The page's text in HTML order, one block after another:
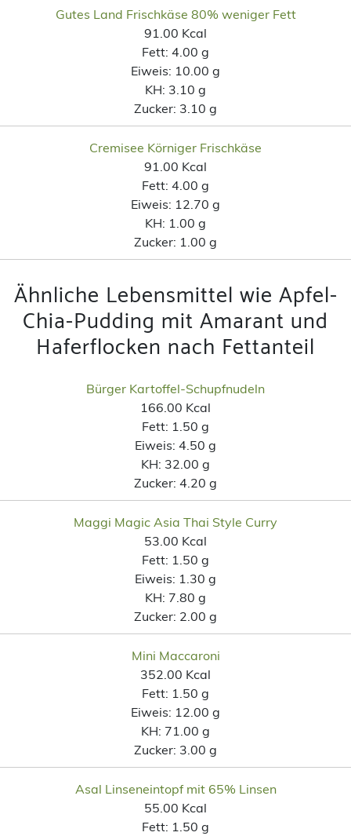
Gutes Land Frischkäse 80% weniger Fett
91.00 Kcal
Fett: 4.00 g
Eiweis: 10.00 g
KH: 3.10 g
Zucker: 3.10 g
Cremisee Körniger Frischkäse
91.00 Kcal
Fett: 4.00 g
Eiweis: 12.70 g
KH: 1.00 g
Zucker: 1.00 g
Ähnliche Lebensmittel wie Apfel-
Chia-Pudding mit Amarant und
Haferflocken nach Fettanteil
Bürger Kartoffel-Schupfnudeln
166.00 Kcal
Fett: 1.50 g
Eiweis: 4.50 g
KH: 32.00 g
Zucker: 4.20 g
Maggi Magic Asia Thai Style Curry
53.00 Kcal
Fett: 1.50 g
Eiweis: 1.30 g
KH: 7.80 g
Zucker: 2.00 g
Mini Maccaroni
352.00 Kcal
Fett: 1.50 g
Eiweis: 12.00 g
KH: 71.00 g
Zucker: 3.00 g
Asal Linseneintopf mit 65% Linsen
55.00 Kcal
Fett: 1.50 g